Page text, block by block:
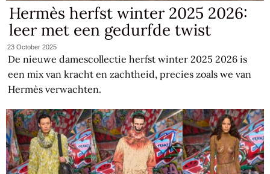
Hermès herfst winter 2025 2026:
leer met een gedurfde twist
23 October 2025
De nieuwe damescollectie herfst winter 2025 2026 is
een mix van kracht en zachtheid, precies zoals we van
Hermès verwachten.